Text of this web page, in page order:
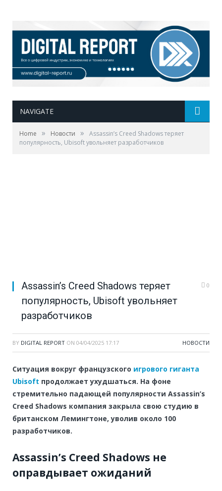
NAVIGATE
Home » Новости »
Assassin’s Creed Shadows теряет
популярность, Ubisoft увольняет разработчиков
Assassin’s Creed Shadows теряет
популярность, Ubisoft увольняет
разработчиков
0
BY DIGITAL REPORT ON 04/04/2025 17:17 НОВОСТИ
Ситуация вокруг французского игрового гиганта
Ubisoft продолжает ухудшаться. На фоне
стремительно падающей популярности Assassin’s
Creed Shadows компания закрыла свою студию в
британском Лемингтоне, уволив около 100
разработчиков.
Assassin’s Creed Shadows не
оправдывает ожиданий